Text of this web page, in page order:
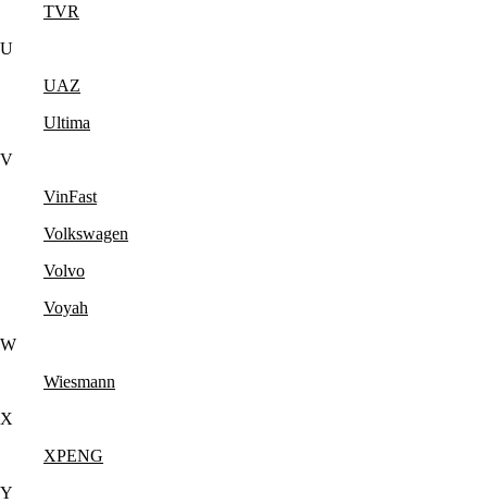
TVR
U
UAZ
Ultima
V
VinFast
Volkswagen
Volvo
Voyah
W
Wiesmann
X
XPENG
Y